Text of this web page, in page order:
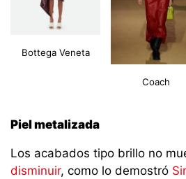
Bottega Veneta
Coach
Piel metalizada
Los acabados tipo brillo no
disminuir, como lo demostró